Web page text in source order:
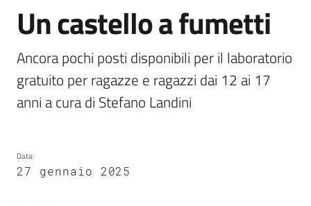
Menu selezionato
Servizi
Salta al contenuto
Un castello a fumetti
Ancora pochi posti disponibili per il laboratorio
gratuito per ragazze e ragazzi dai 12 ai 17
Data:
27 gennaio 2025